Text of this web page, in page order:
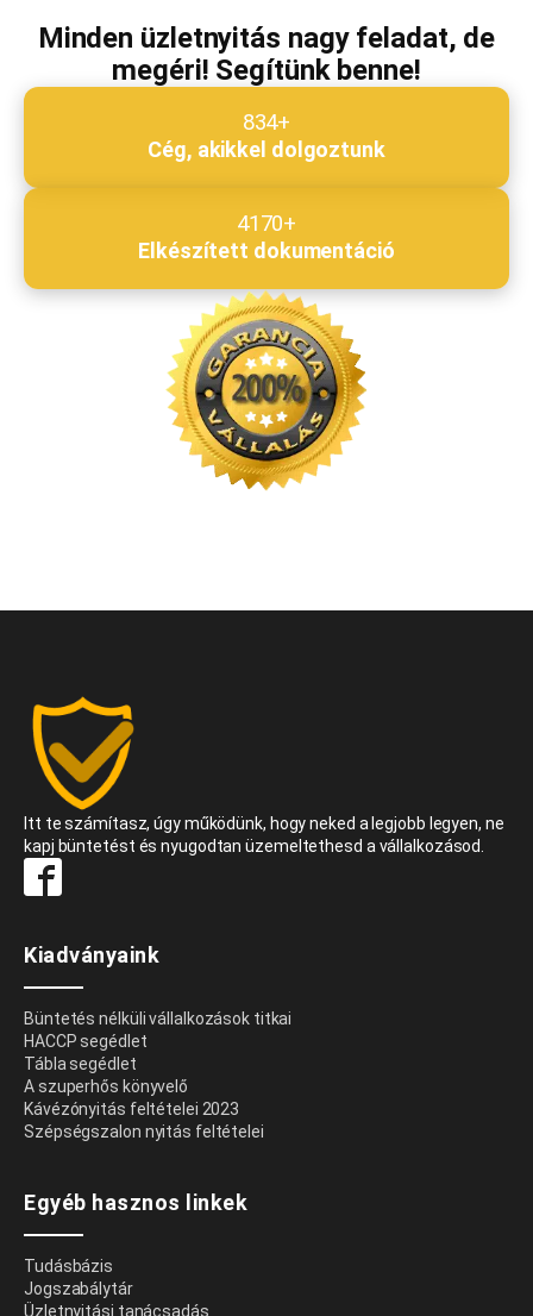
Megjegyzés*
Minden üzletnyitás nagy feladat, de
megéri! Segítünk benne!
834+
Cég, akikkel dolgoztunk
4170+
Elkészített dokumentáció
Itt te számítasz, úgy működünk, hogy neked a legjobb legyen, ne
kapj büntetést és nyugodtan üzemeltethesd a vállalkozásod.
Kiadványaink
Büntetés nélküli vállalkozások titkai
HACCP segédlet
Tábla segédlet
A szuperhős könyvelő
Kávézónyitás feltételei 2023
Szépségszalon nyitás feltételei
Egyéb hasznos linkek
Tudásbázis
Jogszabálytár
Üzletnyitási tanácsadás